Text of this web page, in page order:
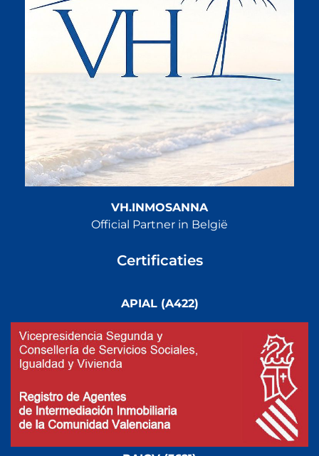
VH.INMOSANNA
Official Partner in België
Certificaties
APIAL (A422)